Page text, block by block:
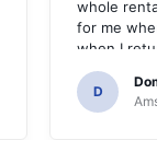
whole
for me
when I
the desk
will be
D